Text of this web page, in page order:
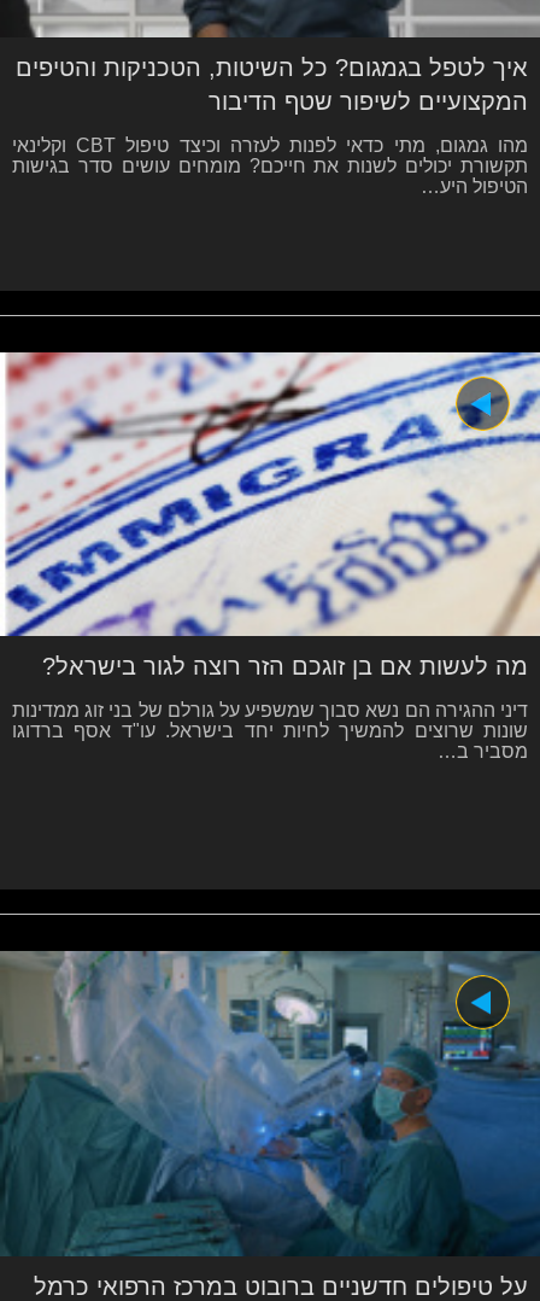
איך לטפל בגמגום? כל השיטות, הטכניקות והטיפים
המקצועיים לשיפור שטף הדיבור
מהו גמגום, מתי כדאי לפנות לעזרה וכיצד טיפול CBT וקלינאי
תקשורת יכולים לשנות את חייכם? מומחים עושים סדר בגישות
הטיפול היע…
מה לעשות אם בן זוגכם הזר רוצה לגור בישראל?
דיני ההגירה הם נשא סבוך שמשפיע על גורלם של בני זוג ממדינות
שונות שרוצים להמשיך לחיות יחד בישראל. עו"ד אסף ברדוגו
מסביר ב…
על טיפולים חדשניים ברובוט במרכז הרפואי כרמל